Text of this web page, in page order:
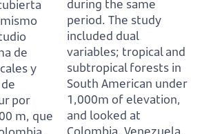
de
y
por
m, que
during the same
period. The study
included dual
variables; tropical and
subtropical forests in
South American under
1,000m of elevation,
and looked at